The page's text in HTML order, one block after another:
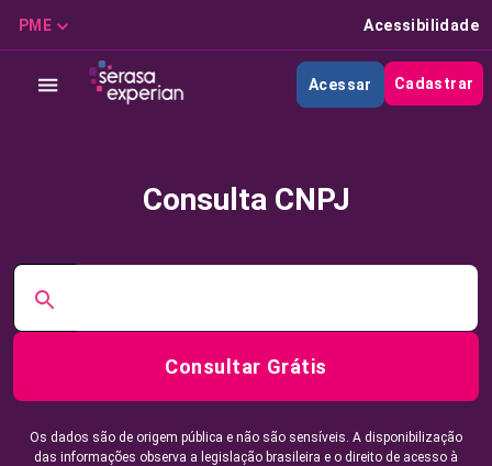
PME Acessibilidade
Acessar Cadastrar
Consulta CNPJ
Consultar Grátis
Os dados são de origem pública e não são sensíveis. A disponibilização
das informações observa a legislação brasileira e o direito de acesso à